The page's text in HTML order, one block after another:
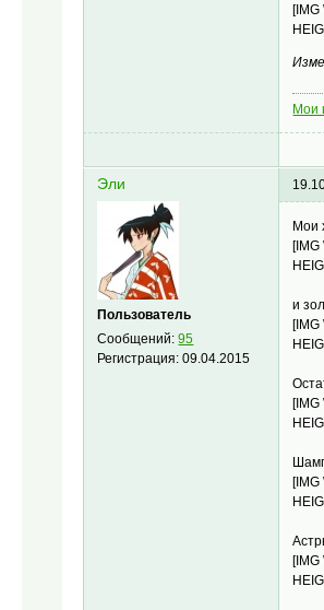
[IMG
Мои
Эли
Пользователь
Сообщений:95
Регистрация:09.04.2015
Мои
[IMG
и
[IMG
[IMG
[IMG
[IMG